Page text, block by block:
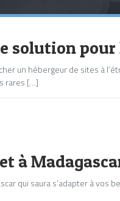
solution pour
un hébergeur de sites à
rares […]
à
qui saura s’adapter à vos